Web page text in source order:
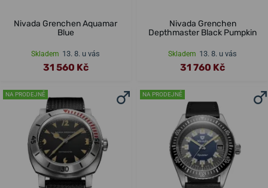
Nivada Grenchen Aquamar
Blue
Skladem 13. 8. u vás
31 560 Kč
Nivada Grenchen
Depthmaster Black Pumpkin
Skladem 13. 8. u vás
31 760 Kč
NA PRODEJNĚ NA PRODEJNĚ